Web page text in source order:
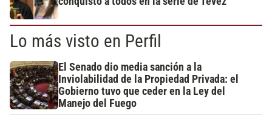
Lo más visto en Perfil
El Senado dio media sanción a la
Inviolabilidad de la Propiedad Privada: el
Gobierno tuvo que ceder en la Ley del
Manejo del Fuego